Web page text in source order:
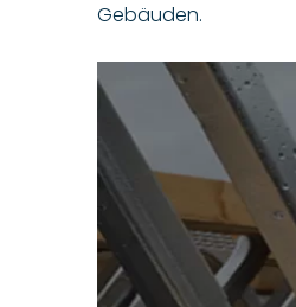
Gebäuden.